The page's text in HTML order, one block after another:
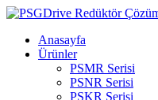
Anasayfa
Ürünler
PSMR Serisi
PSNR Serisi
PSKR Serisi